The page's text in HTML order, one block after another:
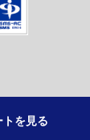
トを見る